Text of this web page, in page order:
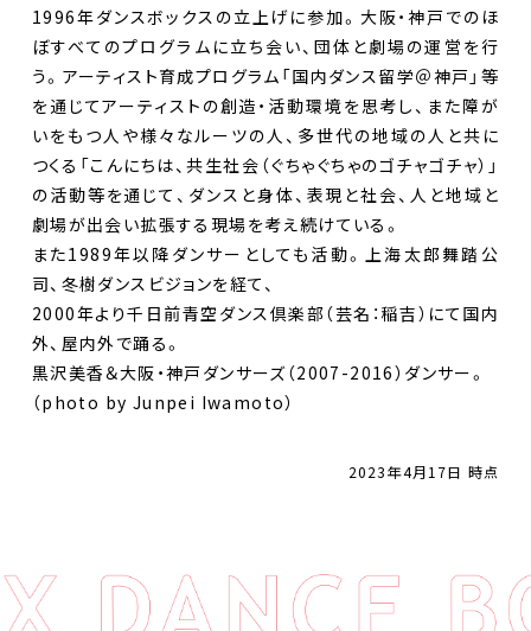
DANCE BOXとは
プロジェクト
ネットワーク
1996年ダンスボックスの立上げに参加。大阪・神戸でのほ
ぼすべてのプログラムに立ち会い、団体と劇場の運営を行
う。アーティスト育成プログラム「国内ダンス留学＠神戸」等
を通じてアーティストの創造・活動環境を思考し、また障が
いをもつ人や様々なルーツの人、多世代の地域の人と共に
つくる「こんにちは、共生社会（ぐちゃぐちゃのゴチャゴチャ）」
の活動等を通じて、ダンスと身体、表現と社会、人と地域と
劇場が出会い拡張する現場を考え続けている。
また1989年以降ダンサーとしても活動。上海太郎舞踏公
司、冬樹ダンスビジョンを経て、
2000年より千日前青空ダンス倶楽部（芸名：稲吉）にて国内
外、屋内外で踊る。
黒沢美香＆大阪・神戸ダンサーズ（2007-2016）ダンサー。
（photo by Junpei Iwamoto）
2023年4月17日 時点